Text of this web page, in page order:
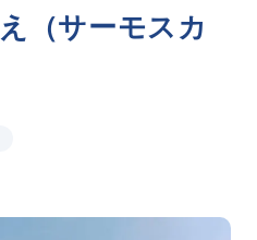
え （サーモス カ